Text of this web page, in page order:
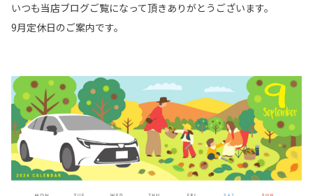
いつも当店ブログご覧になって頂きありがとうございます。
9月定休日のご案内です。